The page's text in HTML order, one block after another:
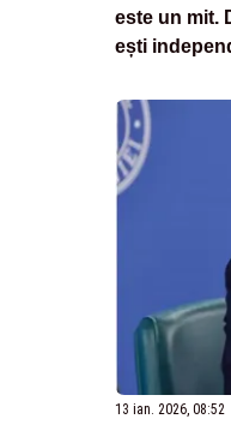
este un mit.
ești
13 ian. 2026, 08:52